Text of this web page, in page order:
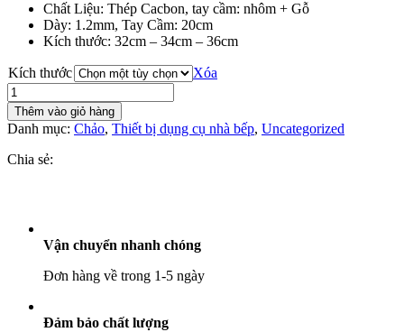
Chất Liệu: Thép Cacbon, tay cầm: nhôm + Gỗ
Dày: 1.2mm, Tay Cầm: 20cm
Kích thước: 32cm – 34cm – 36cm
Kích thước
Xóa
Chảo
Cạn
Thép
Đen
Tay
Chống
Thêm vào giỏ hàng
Danh mục: Chảo, Thiết bị dụng cụ nhà bếp, Uncategorized
Chia sẻ:
Vận chuyển nhanh chóng
Đơn hàng về trong 1-5 ngày
Đảm bảo chất lượng